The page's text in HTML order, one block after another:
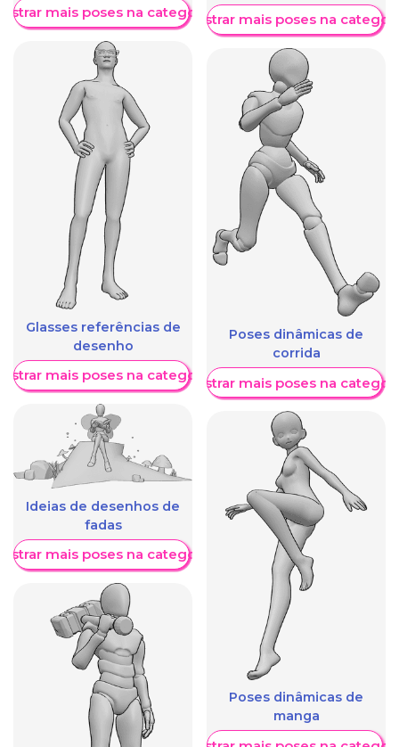
mais poses na categoria
Glasses referências de
desenho
mais poses na categoria
Ideias de desenhos de
fadas
mais poses na categoria
Mostrar mais poses na
Poses dinâmicas de
corrida
Mostrar mais poses na
Poses dinâmicas de
manga